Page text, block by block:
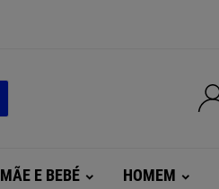
MÃE E BEBÉ HOMEM